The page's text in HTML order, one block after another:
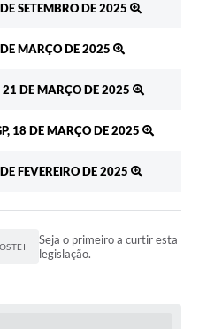
SETEMBRO DE 2025
MARÇO DE 2025
DE MARÇO DE 2025
18 DE MARÇO DE 2025
FEVEREIRO DE 2025
Seja o primeiro a curtir esta
legislação.